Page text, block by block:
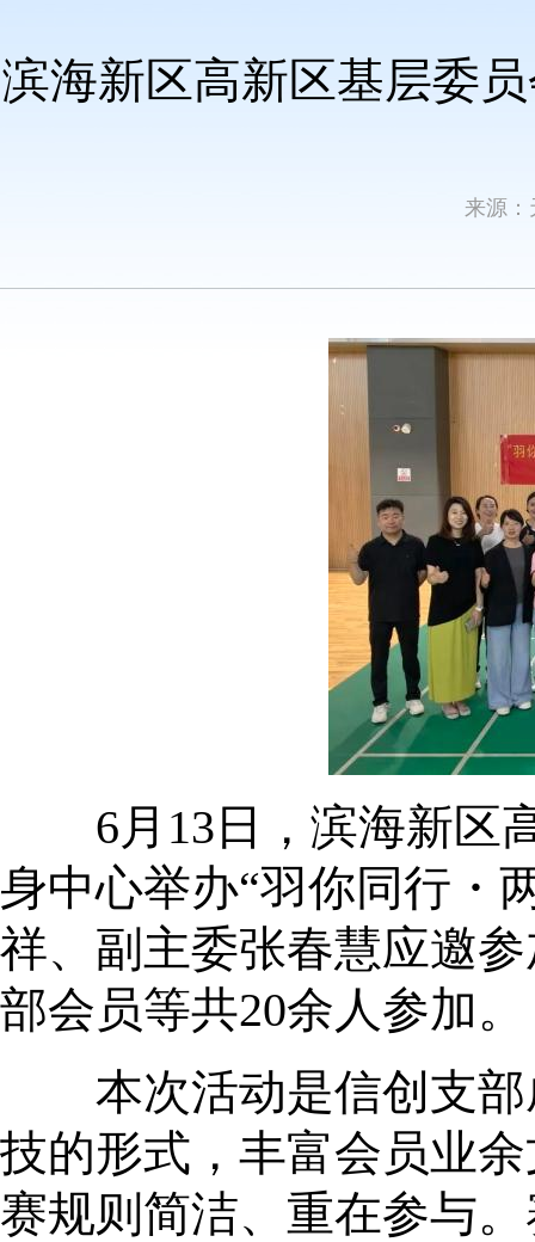
滨海新区高新区基层委
来源
6月13日，滨海新区高
身中心举办“羽你同行・
祥、副主委张春慧应邀
部会员等共20余人参加。
本次活动是信创支部
技的形式，丰富会员业
赛规则简洁、重在参与